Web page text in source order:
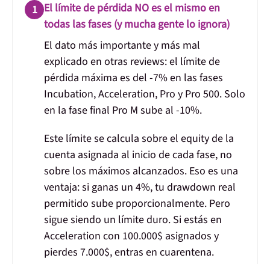
1 El límite de pérdida NO es el mismo en
todas las fases (y mucha gente lo ignora)
El dato más importante y más mal
explicado en otras reviews:el límite de
pérdida máxima es del -7% en las fases
Incubation, Acceleration, Pro y Pro 500. Solo
en la fase final Pro M sube al -10%.
Este límite se calcula sobre el equity de la
cuenta asignada al inicio de cada fase, no
sobre los máximos alcanzados. Eso es una
ventaja: si ganas un 4%, tu drawdown real
permitido sube proporcionalmente. Pero
sigue siendo un límite duro. Si estás en
Acceleration con 100.000$ asignados y
pierdes 7.000$, entras en cuarentena.